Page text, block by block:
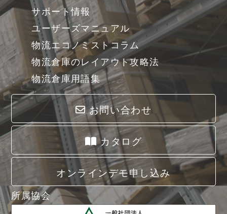
サポート情報
ユーザーズマニュアル
物流エコノミストコラム
物流倉庫のレイアウト攻略法
物流倉庫用語集
お問い合わせ
カタログ
オンラインデモ申し込み
所属協会